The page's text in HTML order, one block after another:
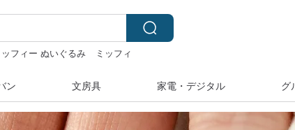
ッフィー ぬいぐるみ
ミッフィ
ン 文房具 家電・デジタル グ